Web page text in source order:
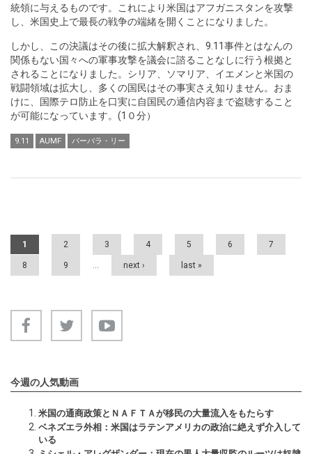
統領に与えるものです。これにより米国はアフガニスタンを攻撃
し、米国史上で最長の戦争の端緒を開くことになりました。
しかし、この決議はその後に拡大解釈され、9.11事件とはなんの
関係もない国々への軍事攻撃を議会に諮ることなしに行う根拠と
されることになりました。シリア、ソマリア、イエメンと米国の
戦闘領域は拡大し、多くの国民はその事実さえ知りません。おま
けに、国際テロ防止を口実に自国民の通信内容まで盗聴すること
が可能になっています。(1０分）
9.11 AUMF バーバラ・リー
Pages
1 2 3 4 5 6 7
8 9 … next › last »
今週の人気動画
米国の通商政策とＮＡＦＴＡが移民の大量流入をもたらす
ベネズエラ外相：米国はラテンアメリカの政治に絶えず介入して
いる